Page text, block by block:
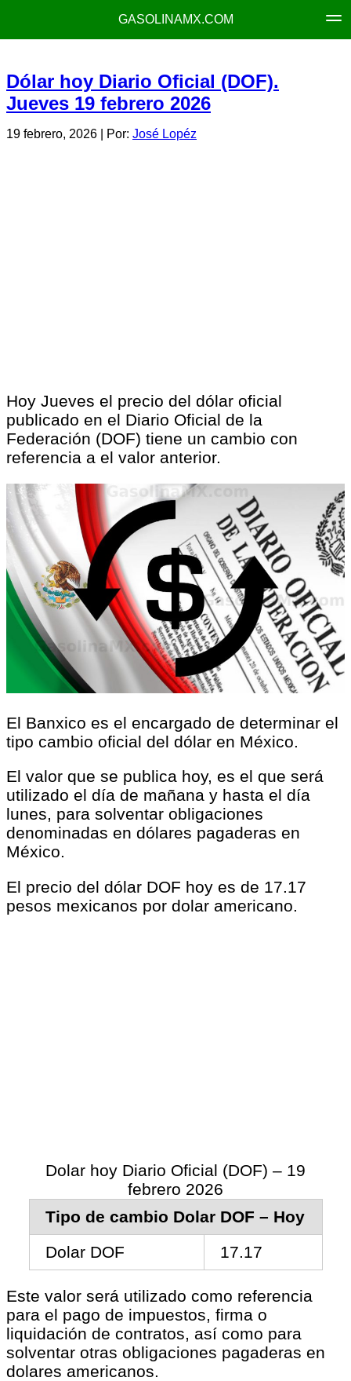
GASOLINAMX.COM
Dólar hoy Diario Oficial (DOF).
Jueves 19 febrero 2026
19 febrero, 2026 | Por: José Lopéz
Hoy Jueves el precio del dólar oficial
publicado en el Diario Oficial de la
Federación (DOF) tiene un cambio con
referencia a el valor anterior.
El Banxico es el encargado de determinar el
tipo cambio oficial del dólar en México.
El valor que se publica hoy, es el que será
utilizado el día de mañana y hasta el día
lunes, para solventar obligaciones
denominadas en dólares pagaderas en
México.
El precio del dólar DOF hoy es de 17.17
pesos mexicanos por dolar americano.
Dolar hoy Diario Oficial (DOF) – 19
febrero 2026
Tipo de cambio Dolar DOF – Hoy
Dolar DOF
17.17
Este valor será utilizado como referencia
para el pago de impuestos, firma o
liquidación de contratos, así como para
solventar otras obligaciones pagaderas en
dolares americanos.